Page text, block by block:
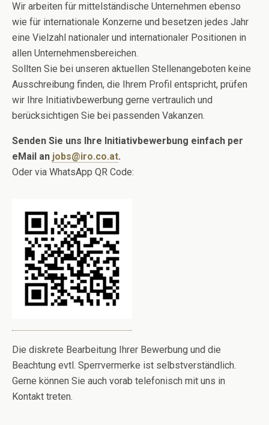
Wir arbeiten für mittelständische Unternehmen ebenso
wie für internationale Konzerne und besetzen jedes Jahr
eine Vielzahl nationaler und internationaler Positionen in
allen Unternehmensbereichen.
Sollten Sie bei unseren aktuellen Stellenangeboten keine
Ausschreibung finden, die Ihrem Profil entspricht, prüfen
wir Ihre Initiativbewerbung gerne vertraulich und
berücksichtigen Sie bei passenden Vakanzen.
Senden Sie uns Ihre Initiativbewerbung einfach per
eMail an jobs@iro.co.at.
Oder via WhatsApp QR Code:
Die diskrete Bearbeitung Ihrer Bewerbung und die
Beachtung evtl. Sperrvermerke ist selbstverständlich.
Gerne können Sie auch vorab telefonisch mit uns in
Kontakt treten.